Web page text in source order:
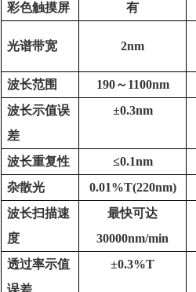
彩色触摸屏
有
光谱带宽 2nm
波长范围
190～1100nm
波长示值误
差
±0.3nm
波长重复性 ≤0.1nm
杂散光
0.01%T(220nm)
波长扫描速
度
最快可达
30000nm/min
透过率示值
误差
±0.3%T